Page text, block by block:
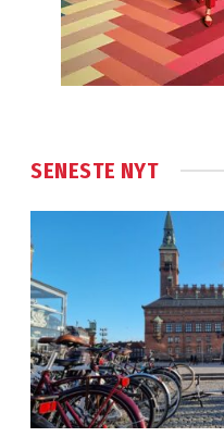
SENESTE NYT